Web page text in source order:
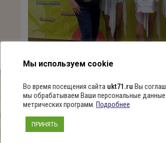
Учащиеся художественного отделения
Напомним, что Пленэр (от фр. en plein air —
на городской улице и на природе. Также
палитры…
Подробнее ...
Мы используем cookie
Во время посещения сайта ukt71.ru Вы
мы обрабатываем Ваши персональные данные
метрических программ. Подробнее
ПРИНЯТЬ